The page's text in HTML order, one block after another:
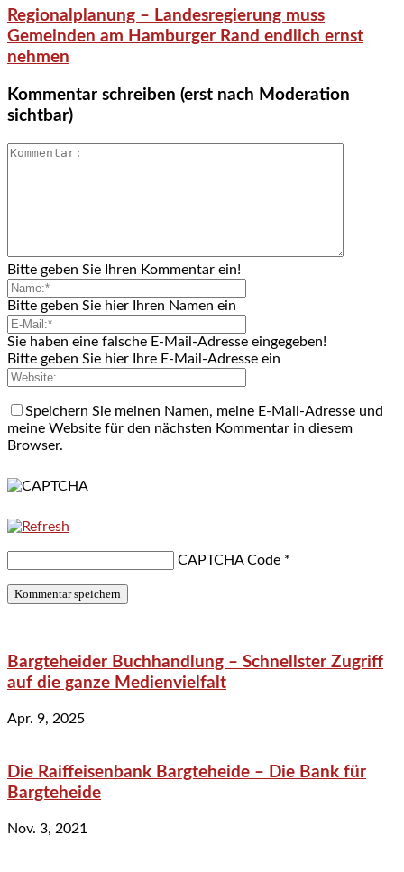
Regionalplanung – Landesregierung muss
Gemeinden am Hamburger Rand endlich ernst
nehmen
Kommentar schreiben (erst nach Moderation
sichtbar)
Bitte geben Sie Ihren Kommentar ein!
Bitte geben Sie hier Ihren Namen ein
Sie haben eine falsche E-Mail-Adresse eingegeben!
Bitte geben Sie hier Ihre E-Mail-Adresse ein
Speichern Sie meinen Namen, meine E-Mail-Adresse und
meine Website für den nächsten Kommentar in diesem
Browser.
CAPTCHA Code *
Bargteheider Buchhandlung – Schnellster Zugriff
auf die ganze Medienvielfalt
Apr. 9, 2025
Die Raiffeisenbank Bargteheide – Die Bank für
Bargteheide
Nov. 3, 2021